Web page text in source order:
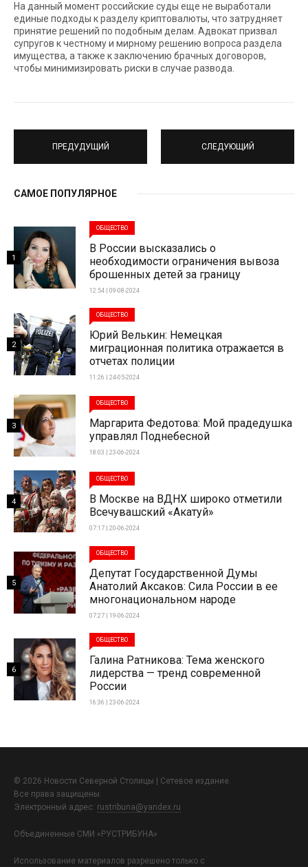
На данный момент российские суды еще не выработали
единые подходы к разделу криптовалюты, что затрудняет
принятие решений по подобным делам. Адвокат призвал
супругов к честному и мирному решению вопроса раздела
имущества, а также к заключению брачных договоров,
чтобы минимизировать риски в случае развода.
ПРЕДУДУЩИЙ СЛЕДУЮЩИЙ
САМОЕ ПОПУЛЯРНОЕ
ОБЩЕСТВО
В России высказались о
необходимости ограничения вывоза
брошенных детей за границу
12:54 | 09-08-2024
1
ОБЩЕСТВО
Юрий Велькин: Немецкая
миграционная политика отражается в
отчетах полиции
11:26 | 24-05-2024
2
ОБЩЕСТВО
Маргарита Федотова: Мой прадедушка
управлял Поднебесной
18:03 | 23-06-2024
3
ОБЩЕСТВО
В Москве на ВДНХ широко отметили
Всечувашский «Акатуй»
07:17 | 20-06-2024
4
ОБЩЕСТВО
Депутат Государственной Думы
Анатолий Аксаков: Сила России в ее
многонациональном народе
07:27 | 19-06-2024
5
ОБЩЕСТВО
Галина Ратникова: Тема женского
лидерства — тренд современной
России
16:36 | 23-06-2024
6
© 2026 Новости Северной Столицы | Сетевое издание.
Все права защищены.
Электронный адрес: rustribuna@yandex.ru
Объединенные СМИ «РУСТРИБУНА»
Использование материалов разрешено только с